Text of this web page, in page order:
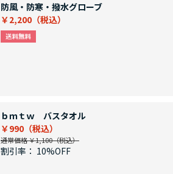
防風・防寒・撥水グローブ
￥2,200
ｂｍｔｗ バスタオル
￥990
通常価格 ￥1,100
割引率： 10%OFF